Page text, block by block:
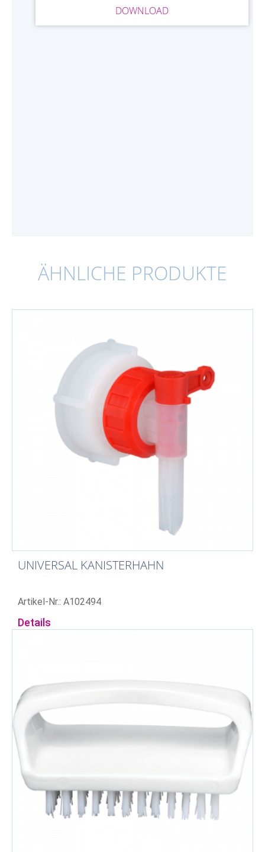
DOWNLOAD
ÄHNLICHE PRODUKTE
UNIVERSAL KANISTERHAHN
Artikel-Nr.: A102494
Details